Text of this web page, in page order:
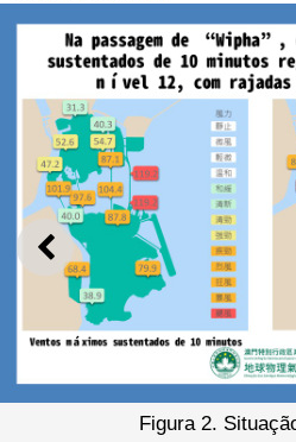
ANTERIOR
Figura 2.